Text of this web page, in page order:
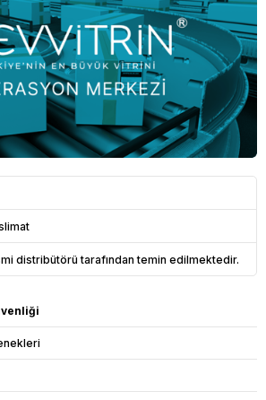
distribütörü tarafından temin edilmektedir.